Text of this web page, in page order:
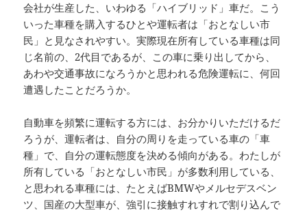
会社が生産した、いわゆる「ハイブリッド」車だ。こう
いった車種を購入するひとや運転者は「おとなしい市
民」と見なされやすい。実際現在所有している車種は同
じ名前の、2代目であるが、この車に乗り出してから、
あわや交通事故になろうかと思われる危険運転に、何回
遭遇したことだろうか。
自動車を頻繁に運転する方には、お分かりいただけるだ
ろうが、運転者は、自分の周りを走っている車の「車
種」で、自分の運転態度を決める傾向がある。わたしが
所有している「おとなしい市民」が多数利用している、
と思われる車種には、たとえばBMWやメルセデスベン
ツ、国産の大型車が、強引に接触すれすれで割り込んで